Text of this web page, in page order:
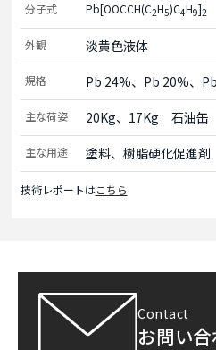
分子式 Pb[OOCCH(C2H5)C4H9]2
外観 淡黄色液体
規格 Pb 24%、Pb 20%、
主な荷姿 20Kg、17Kg　石油缶
主な用途 塗料、樹脂硬化促進剤
技術レポートはこちら
Contact
お問い